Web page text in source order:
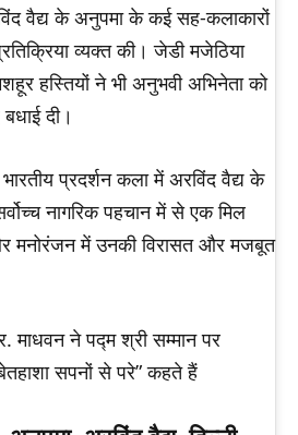
वैद्य के अनुपमा के कई सह-कलाकारों
व्यक्त की। जेडी मजेठिया
हस्तियों ने भी अनुभवी अभिनेता को
दी।
प्रदर्शन कला में अरविंद वैद्य के
नागरिक पहचान में से एक मिल
मनोरंजन में उनकी विरासत और मजबूत
माधवन ने पद्म श्री सम्मान पर
सपनों से परे” कहते हैं